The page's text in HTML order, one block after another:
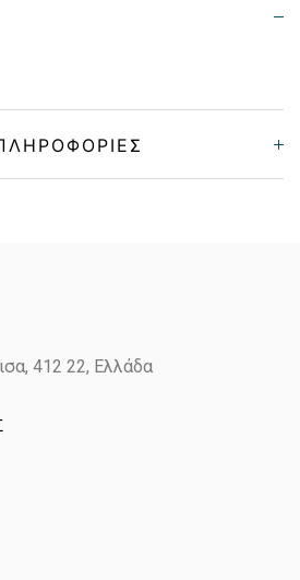
GREEN
412 22, Ελλάδα